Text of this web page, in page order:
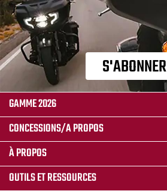
S'ABONNER
GAMME 2026
CONCESSIONS/A PROPOS
À PROPOS
OUTILS ET RESSOURCES